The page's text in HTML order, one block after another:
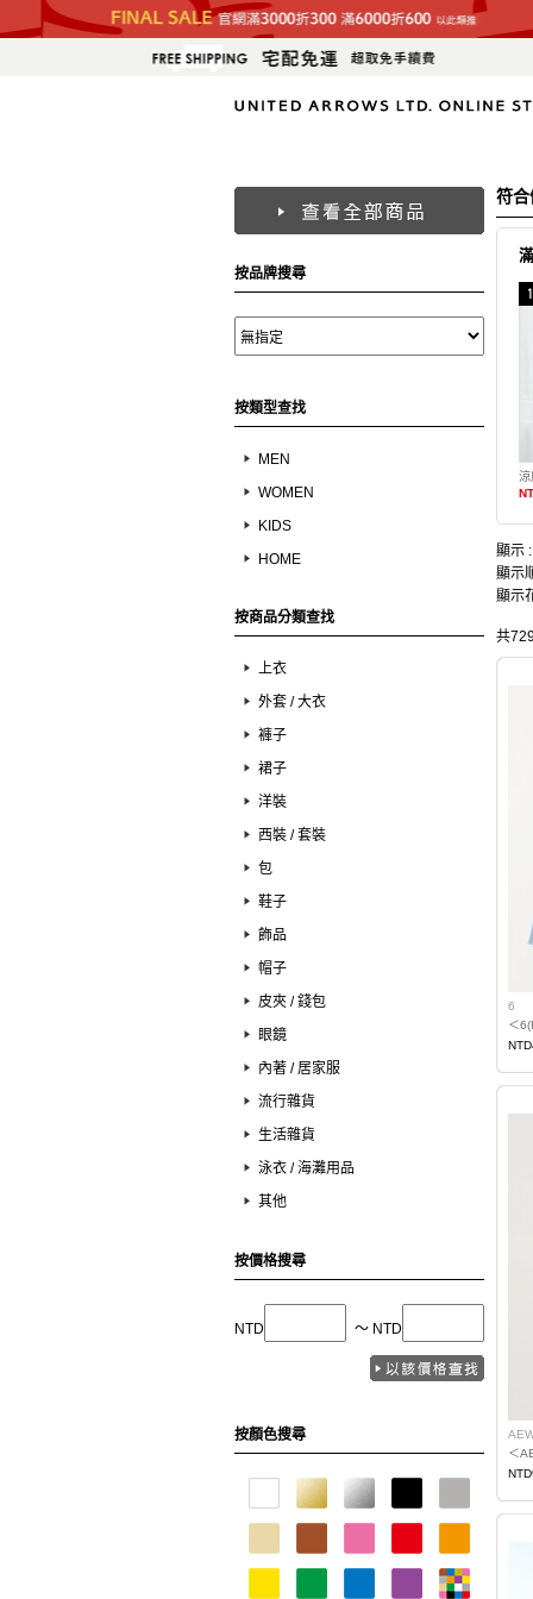
按品牌搜尋
按類型查找
MEN
WOMEN
KIDS
HOME
按商品分類查找
上衣
外套 / 大衣
褲子
裙子
洋裝
西裝 / 套裝
包
鞋子
飾品
帽子
皮夾 / 錢包
眼鏡
內著 / 居家服
流行雜貨
生活雜貨
泳衣 / 海灘用品
其他
按價格搜尋
NTD 〜 NTD
按顏色搜尋
符合
涼
顯示
顯示
顯示
共
6
＜
＜